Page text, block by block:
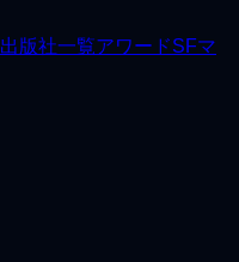
出版社一覧アワードSFマ